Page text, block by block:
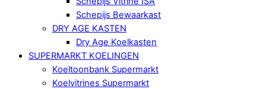
Schepijs Bewaarkast
DRY AGE KASTEN
Dry Age Koelkasten
SUPERMARKT KOELINGEN
Koeltoonbank Supermarkt
Koelvitrines Supermarkt